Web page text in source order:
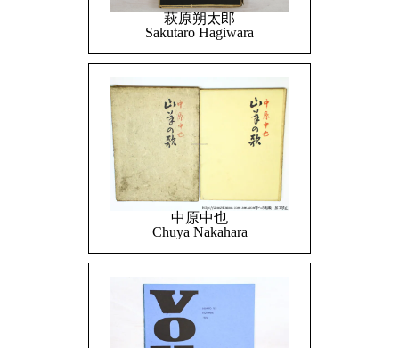
萩原朔太郎
Sakutaro Hagiwara
中原中也
Chuya Nakahara